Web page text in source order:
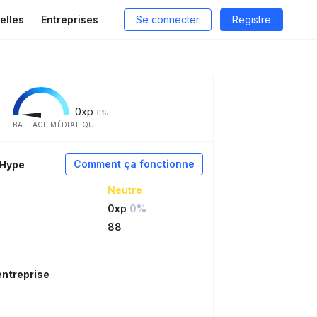
Entreprises Se connecter Registre
0xp 0%
BATTAGE MÉDIATIQUE
Comment ça fonctionne
Neutre
0xp 0%
88